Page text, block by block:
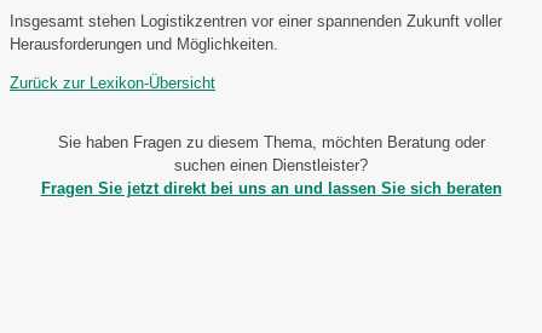
Insgesamt stehen Logistikzentren vor einer spannenden Zukunft voller
Herausforderungen und Möglichkeiten.
Zurück zur Lexikon-Übersicht
Sie haben Fragen zu diesem Thema, möchten Beratung oder
suchen einen Dienstleister?
Fragen Sie jetzt direkt bei uns an und lassen Sie sich beraten